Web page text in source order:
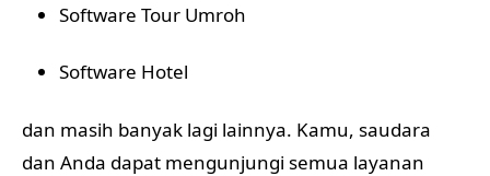
Software Tour Umroh
Software Hotel
dan masih banyak lagi lainnya. Kamu, saudara
dan Anda dapat mengunjungi semua layanan